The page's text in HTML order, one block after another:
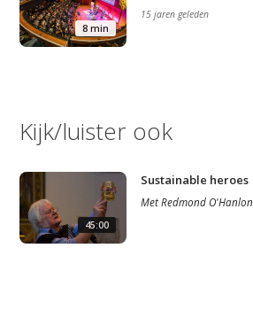
8 min
15 jaren geleden
Kijk/luister ook
45:00
Sustainable heroes
MetRedmond O'Hanlon